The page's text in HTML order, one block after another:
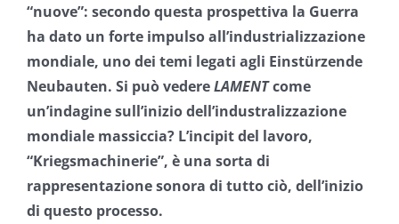
“nuove”: secondo questa prospettiva la Guerra
ha dato un forte impulso all’industrializzazione
mondiale, uno dei temi legati agli Einstürzende
Neubauten. Si può vedereLAMENTcome
un’indagine sull’inizio dell’industralizzazione
mondiale massiccia? L’incipit del lavoro,
“Kriegsmachinerie”, è una sorta di
rappresentazione sonora di tutto ciò, dell’inizio
di questo processo.